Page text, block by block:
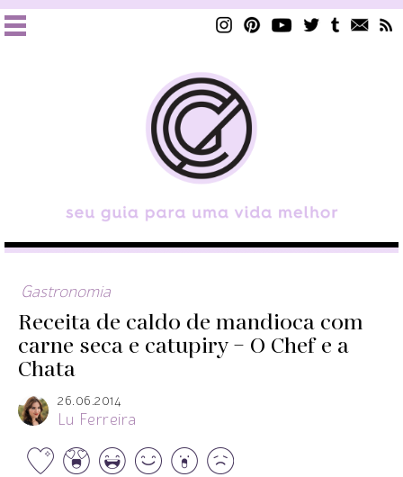
Gastronomia
Receita de caldo de mandioca com
carne seca e catupiry – O Chef e a
Chata
26.06.2014
Lu Ferreira